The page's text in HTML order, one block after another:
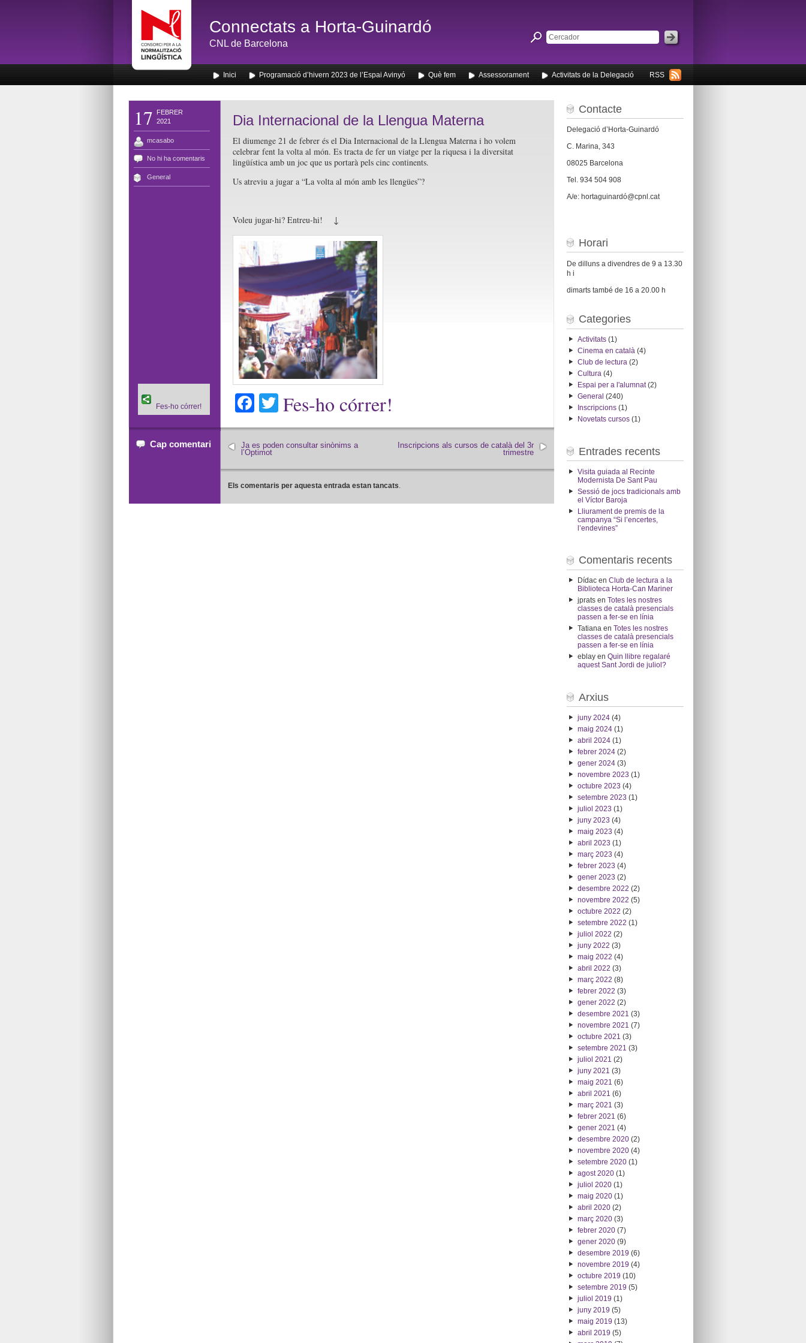
Connectats a Horta-Guinardó
CNL de Barcelona
RSS
Inici Programació d’hivern 2023 de l’Espai Avinyó Què fem Assessorament Activitats de la Delegació
17
FEBRER
2021
mcasabo
No hi ha comentaris
General
Dia Internacional de la Llengua Materna
El diumenge 21 de febrer és el Dia Internacional de la Llengua Materna i ho volem
celebrar fent la volta al món. Es tracta de fer un viatge per la riquesa i la diversitat
lingüística amb un joc que us portarà pels cinc continents.
Us atreviu a jugar a “La volta al món amb les llengües”?
Voleu jugar-hi? Entreu-hi! ↓
Facebook
Twitter
Fes-ho córrer!
Fes-ho córrer!
Cap comentari
Inscripcions als cursos de català del 3r
trimestre
Ja es poden consultar sinònims a
l’Optimot
Els comentaris per aquesta entrada estan tancats.
Contacte
Delegació d’Horta-Guinardó
C. Marina, 343
08025 Barcelona
Tel. 934 504 908
A/e: hortaguinardó@cpnl.cat
Horari
De dilluns a divendres de 9 a 13.30
h i
dimarts també de 16 a 20.00 h
Categories
Activitats(1)
Cinema en català(4)
Club de lectura(2)
Cultura(4)
Espai per a l'alumnat(2)
General (240)
Inscripcions(1)
Novetats cursos(1)
Entrades recents
Visita guiada al Recinte
Modernista De Sant Pau
Sessió de jocs tradicionals amb
el Víctor Baroja
Lliurament de premis de la
campanya “Si l’encertes,
l’endevines”
Comentaris recents
Dídacen Club de lectura a la
Biblioteca Horta-Can Mariner
jpratsen Totes les nostres
classes de català presencials
passen a fer-se en línia
Tatianaen Totes les nostres
classes de català presencials
passen a fer-se en línia
eblayen Quin llibre regalaré
aquest Sant Jordi de juliol?
Arxius
juny 2024(4)
maig 2024(1)
abril 2024(1)
febrer 2024(2)
gener 2024(3)
novembre 2023 (1)
octubre 2023 (4)
setembre 2023 (1)
juliol 2023 (1)
juny 2023 (4)
maig 2023 (4)
abril 2023 (1)
març 2023 (4)
febrer 2023 (4)
gener 2023 (2)
desembre 2022 (2)
novembre 2022 (5)
octubre 2022 (2)
setembre 2022 (1)
juliol 2022 (2)
juny 2022 (3)
maig 2022 (4)
abril 2022 (3)
març 2022 (8)
febrer 2022 (3)
gener 2022 (2)
desembre 2021 (3)
novembre 2021 (7)
octubre 2021 (3)
setembre 2021 (3)
juliol 2021 (2)
juny 2021 (3)
maig 2021 (6)
abril 2021 (6)
març 2021 (3)
febrer 2021 (6)
gener 2021 (4)
desembre 2020(2)
novembre 2020(4)
setembre 2020(1)
agost 2020(1)
juliol 2020(1)
maig 2020(1)
abril 2020(2)
març 2020(3)
febrer 2020(7)
gener 2020(9)
desembre 2019 (6)
novembre 2019 (4)
octubre 2019 (10)
setembre 2019 (5)
juliol 2019 (1)
juny 2019 (5)
maig 2019 (13)
abril 2019 (5)